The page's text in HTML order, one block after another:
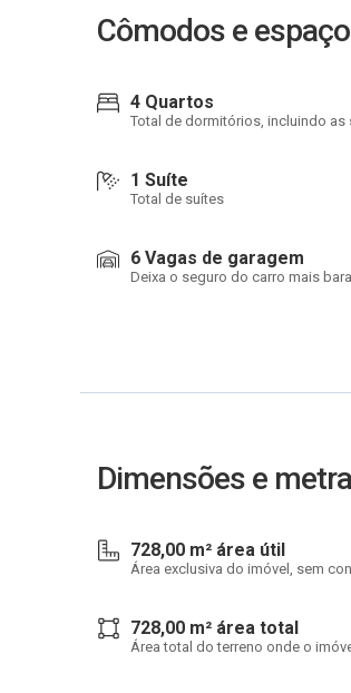
Cômodos e
4 Quartos
Total de dormitórios, incluindo as
1 Suíte
Total de suítes
6 Vagas de garagem
Deixa o seguro do carro mais
Dimensões e
728,00 m² área útil
Área exclusiva do imóvel, sem
728,00 m² área total
Área total do terreno onde o